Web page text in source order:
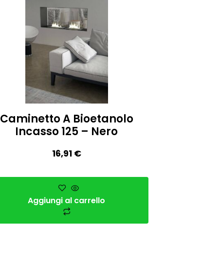
Caminetto A Bioetanolo
Incasso 125 – Nero
16,91 €
Aggiungi al carrello